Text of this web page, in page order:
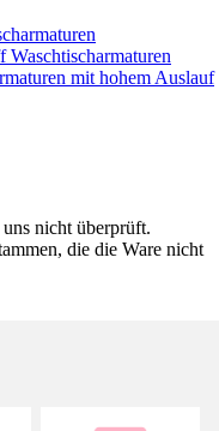
Waschtischarmaturen
mit hohem Auslauf
nicht überprüft.
die die Ware nicht